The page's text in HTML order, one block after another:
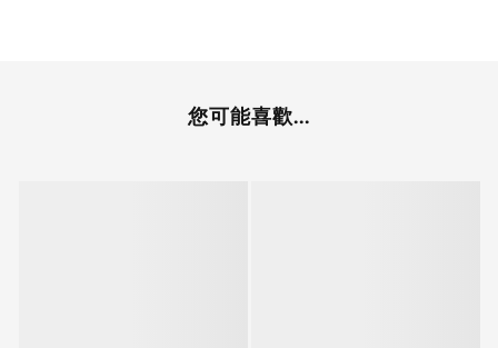
您可能喜歡...